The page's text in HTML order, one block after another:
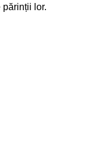
părinții lor.